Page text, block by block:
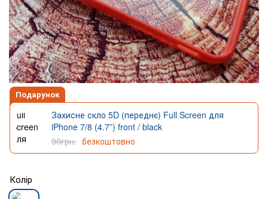
Подарунок
Захисне скло 5D (переднє) Full Screen для
iPhone 7/8 (4.7”) front / black
90грн. безкоштовно
Колір